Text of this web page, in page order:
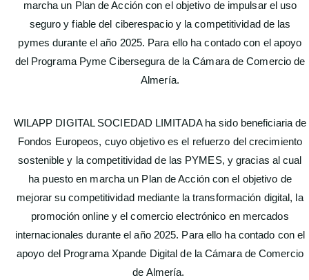
marcha un Plan de Acción con el objetivo de impulsar el uso
seguro y fiable del ciberespacio y la competitividad de las
pymes durante el año 2025. Para ello ha contado con el apoyo
del Programa Pyme Cibersegura de la Cámara de Comercio de
Almería.
WILAPP DIGITAL SOCIEDAD LIMITADA ha sido beneficiaria de
Fondos Europeos, cuyo objetivo es el refuerzo del crecimiento
sostenible y la competitividad de las PYMES, y gracias al cual
ha puesto en marcha un Plan de Acción con el objetivo de
mejorar su competitividad mediante la transformación digital, la
promoción online y el comercio electrónico en mercados
internacionales durante el año 2025. Para ello ha contado con el
apoyo del Programa Xpande Digital de la Cámara de Comercio
de Almería.